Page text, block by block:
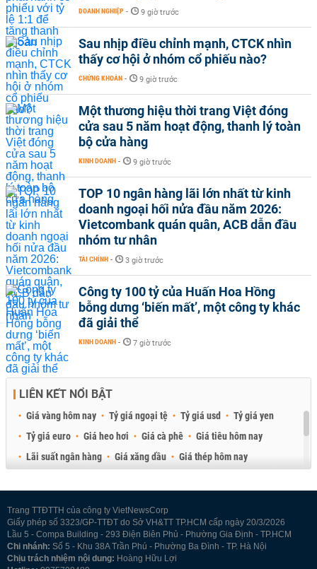
DOANH NGHIỆP - 9 giờ trước
Sau nhịp điều chỉnh mạnh, CTCK nhìn
thấy cơ hội ở nhóm cổ phiếu nào?
CHỨNG KHOÁN - 9 giờ trước
Một thương hiệu thời trang Việt đóng
cửa sau 5 năm hoạt động, thanh lý toàn
bộ cửa hàng
KINH DOANH - 9 giờ trước
TOP 10 ngân hàng lãi lớn nhất từ kinh
doanh ngoại hối nửa đầu năm 2026:
Vietcombank quán quân, ACB dẫn đầu
nhóm tư nhân
TÀI CHÍNH - 3 giờ trước
Công ty 100 tỷ của Huấn Hoa Hồng
bỗng dưng ‘biến mất’, một công ty khác
đã giải thể
KINH DOANH - 7 giờ trước
LIÊN KẾT NỔI BẬT
Giá vàng hôm nay Tỷ giá ngoại tệ Tỷ giá usd
Tỷ giá yen
Tỷ giá euro
Giá heo hơi Giá cà phê
Giá tiêu hôm nay
Lãi suất ngân hàng
Giá xăng dầu
Giá thép hôm nay
Trang TTĐTTH của công ty VietNewsCorp
Giấy phép số 3323/GP-TTĐT do Sở VH&TT TP.HCM cấp ngày 20/3/2026
Lầu 5 - Compa Building - 293 Điện Biên Phủ - Phường Gia Định - TP.HCM
Chi nhánh: Số 5 - Khu 38A Trần Phú - Phường Ba Đình - TP. Hà Nội
Chịu trách nhiệm nội dung: Hoàng Hữu Lợi